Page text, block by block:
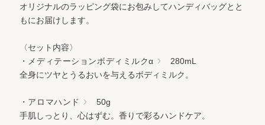
オリジナルのラッピング袋にお包みしてハンディバッグとと
もにお届けします。
〈セット内容〉
・メディテーションボディミルクα
280mL
全身にツヤとうるおいを与えるボディミルク。
・アロマハンド
50g
手肌しっとり、心はずむ。香りで彩るハンドケア。